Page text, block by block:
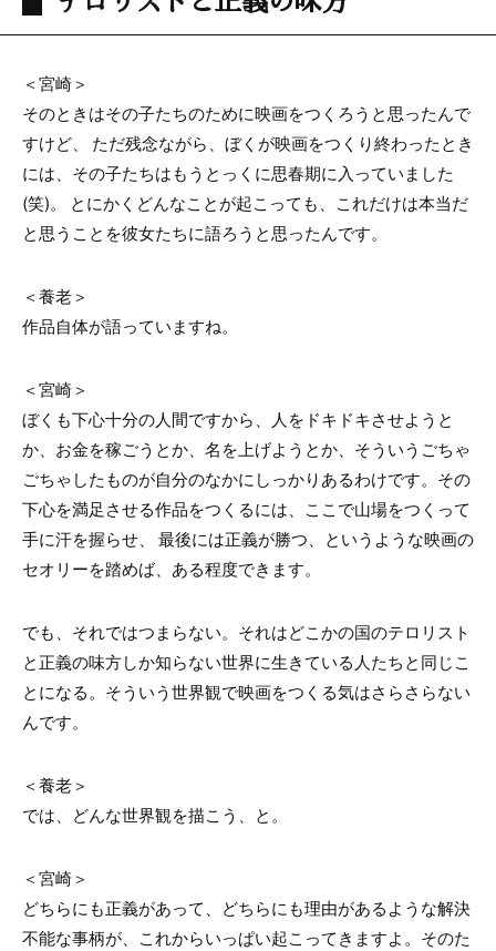
＜宮崎＞
そのときはその子たちのために映画をつくろうと思ったんで
すけど、 ただ残念ながら、ぼくが映画をつくり終わったとき
には、その子たちはもうとっくに思春期に入っていました
(笑)。 とにかくどんなことが起こっても、これだけは本当だ
と思うことを彼女たちに語ろうと思ったんです。
＜養老＞
作品自体が語っていますね。
＜宮崎＞
ぼくも下心十分の人間ですから、人をドキドキさせようと
か、お金を稼ごうとか、名を上げようとか、そういうごちゃ
ごちゃしたものが自分のなかにしっかりあるわけです。その
下心を満足させる作品をつくるには、ここで山場をつくって
手に汗を握らせ、 最後には正義が勝つ、というような映画の
セオリーを踏めば、ある程度できます。
でも、それではつまらない。それはどこかの国のテロリスト
と正義の味方しか知らない世界に生きている人たちと同じこ
とになる。そういう世界観で映画をつくる気はさらさらない
んです。
＜養老＞
では、どんな世界観を描こう、と。
＜宮崎＞
どちらにも正義があって、どちらにも理由があるような解決
不能な事柄が、これからいっぱい起こってきますよ。そのた